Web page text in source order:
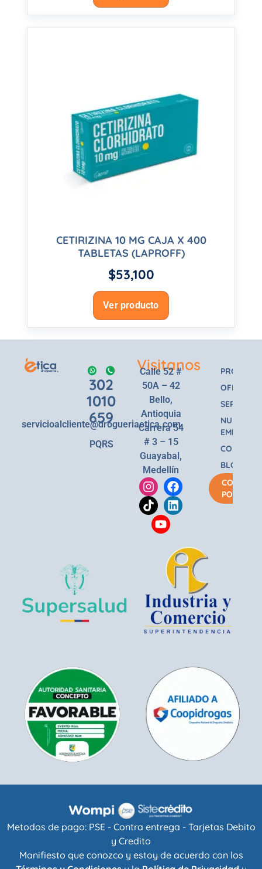
CETIRIZINA 10 MG CAJA X 400
TABLETAS (LAPROFF)
$53,100
Ver producto
302
1010
659
servicioalcliente@drogueriaetica.com
PQRS
Visitanos
Calle 52 #
50A – 42
Bello,
Antioquia
Carrera 54
# 3 – 15
Guayabal,
Medellín
OFERTAS
SERVICIOS
NUESTRA
EMPRESA
BLOG
COMPRA
POR
Metodos de pago: PSE - Contra entrega - Tarjetas Debito
y Credito
Manifiesto que conozco y estoy de acuerdo con los